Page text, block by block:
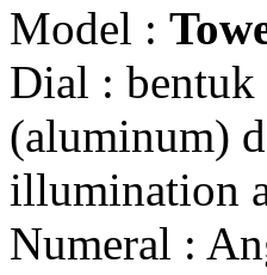
Model :
Dial :
(aluminum)
illumination
Numeral :